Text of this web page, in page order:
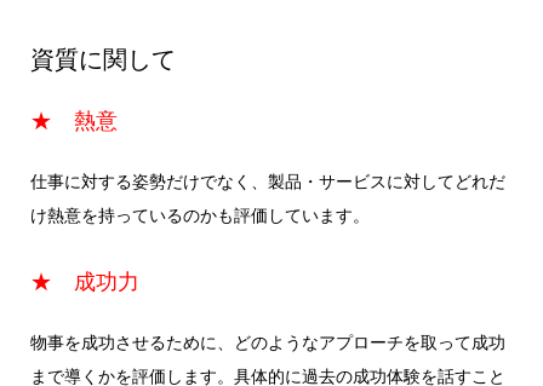
資質に関して
★ 熱意
仕事に対する姿勢だけでなく、製品・サービスに対してどれだ
け熱意を持っているのかも評価しています。
★ 成功力
物事を成功させるために、どのようなアプローチを取って成功
まで導くかを評価します。具体的に過去の成功体験を話すこと